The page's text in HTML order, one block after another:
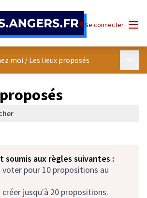
Se connecter
moi / Les lieux proposés
soumis aux règles suivantes :
voter pour 10 propositions au
créer jusqu'à 20 propositions.